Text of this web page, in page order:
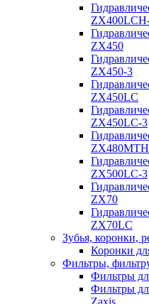
ZX450
ZX450-3
ZX450LC
ZX450LC-3
ZX480MTH
ZX500LC-3
ZX70
ZX70LC
Зубья, коронки,
Коронки
Фильтры,
Фильтры
Фильтры
Zaxis